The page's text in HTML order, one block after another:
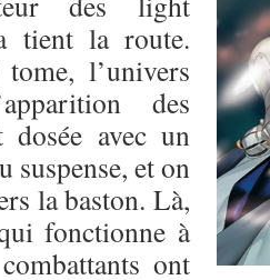
tient la route.
l’univers
des
dosée avec un
suspense, et on
la baston. Là,
fonctionne à
ont